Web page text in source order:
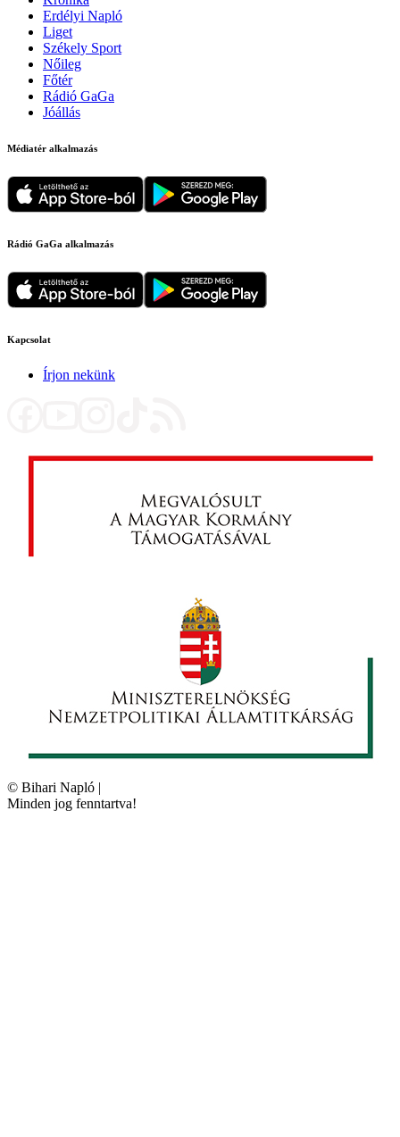
Erdélyi Napló
Liget
Székely Sport
Nőileg
Főtér
Rádió GaGa
Jóállás
Médiatér alkalmazás
Rádió GaGa alkalmazás
Kapcsolat
Írjon nekünk
© Bihari Napló |
Minden jog fenntartva!